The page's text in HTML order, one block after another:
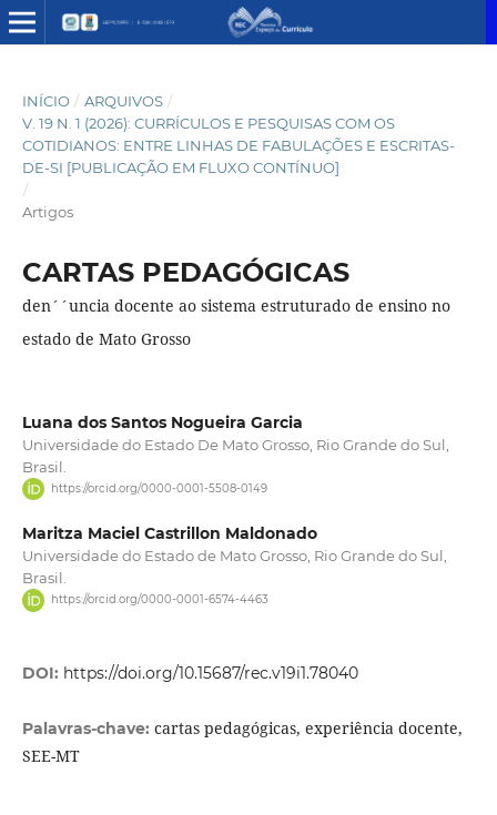
INÍCIO / ARQUIVOS /
V. 19 N. 1 (2026): CURRÍCULOS E PESQUISAS COM OS
COTIDIANOS: ENTRE LINHAS DE FABULAÇÕES E ESCRITAS-
DE-SI [PUBLICAÇÃO EM FLUXO CONTÍNUO]
/
Artigos
CARTAS PEDAGÓGICAS
den´´uncia docente ao sistema estruturado de ensino no
estado de Mato Grosso
Luana dos Santos Nogueira Garcia
Universidade do Estado De Mato Grosso, Rio Grande do Sul,
Brasil.
https://orcid.org/0000-0001-5508-0149
Maritza Maciel Castrillon Maldonado
Universidade do Estado de Mato Grosso, Rio Grande do Sul,
Brasil.
https://orcid.org/0000-0001-6574-4463
DOI: https://doi.org/10.15687/rec.v19i1.78040
Palavras-chave: cartas pedagógicas, experiência docente,
SEE-MT